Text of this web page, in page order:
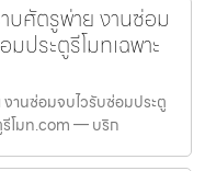
บศัตรูพ่าย งานซ่อม
ประตูรีโมทเฉพาะ
านซ่อมจบไวรับซ่อมประตู
รีโมท.com — บริก